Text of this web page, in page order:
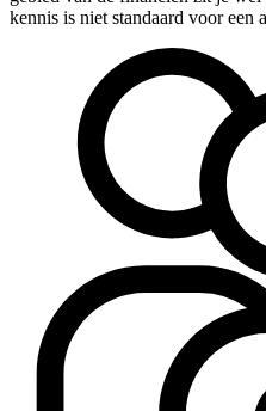
kennis is niet standaard voor een